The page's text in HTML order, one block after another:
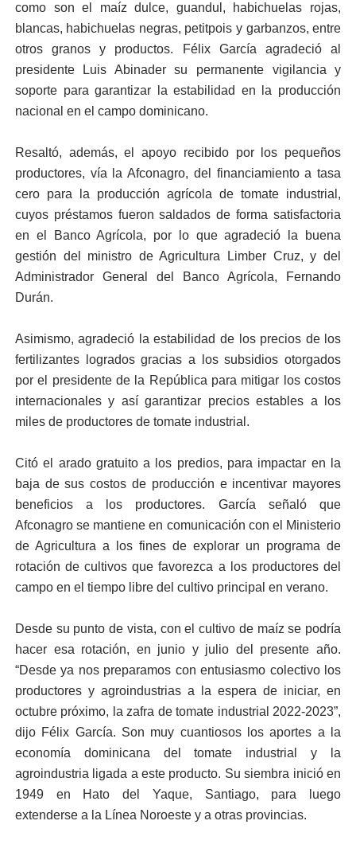
como son el maíz dulce, guandul, habichuelas rojas,
blancas, habichuelas negras, petitpois y garbanzos, entre
otros granos y productos. Félix García agradeció al
presidente Luis Abinader su permanente vigilancia y
soporte para garantizar la estabilidad en la producción
nacional en el campo dominicano.
Resaltó, además, el apoyo recibido por los pequeños
productores, vía la Afconagro, del financiamiento a tasa
cero para la producción agrícola de tomate industrial,
cuyos préstamos fueron saldados de forma satisfactoria
en el Banco Agrícola, por lo que agradeció la buena
gestión del ministro de Agricultura Limber Cruz, y del
Administrador General del Banco Agrícola, Fernando
Durán.
Asimismo, agradeció la estabilidad de los precios de los
fertilizantes logrados gracias a los subsidios otorgados
por el presidente de la República para mitigar los costos
internacionales y así garantizar precios estables a los
miles de productores de tomate industrial.
Citó el arado gratuito a los predios, para impactar en la
baja de sus costos de producción e incentivar mayores
beneficios a los productores. García señaló que
Afconagro se mantiene en comunicación con el Ministerio
de Agricultura a los fines de explorar un programa de
rotación de cultivos que favorezca a los productores del
campo en el tiempo libre del cultivo principal en verano.
Desde su punto de vista, con el cultivo de maíz se podría
hacer esa rotación, en junio y julio del presente año.
“Desde ya nos preparamos con entusiasmo colectivo los
productores y agroindustrias a la espera de iniciar, en
octubre próximo, la zafra de tomate industrial 2022-2023”,
dijo Félix García. Son muy cuantiosos los aportes a la
economía dominicana del tomate industrial y la
agroindustria ligada a este producto. Su siembra inició en
1949 en Hato del Yaque, Santiago, para luego
extenderse a la Línea Noroeste y a otras provincias.